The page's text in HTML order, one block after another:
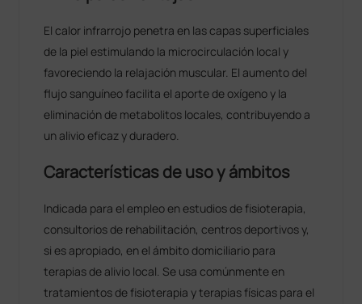
El calor infrarrojo penetra en las capas superficiales
de la piel estimulando la microcirculación local y
favoreciendo la relajación muscular. El aumento del
flujo sanguíneo facilita el aporte de oxígeno y la
eliminación de metabolitos locales, contribuyendo a
un alivio eficaz y duradero.
Características de uso y ámbitos
Indicada para el empleo en estudios de fisioterapia,
consultorios de rehabilitación, centros deportivos y,
si es apropiado, en el ámbito domiciliario para
terapias de alivio local. Se usa comúnmente en
tratamientos de fisioterapia y terapias físicas para el